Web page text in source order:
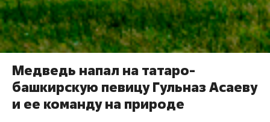
Медведь напал на татаро-
башкирскую певицу Гульназ Асаеву
и ее команду на природе